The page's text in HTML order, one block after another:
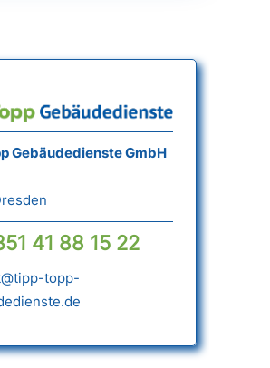
Gebäudedienste GmbH
41 88 15 22
topp-